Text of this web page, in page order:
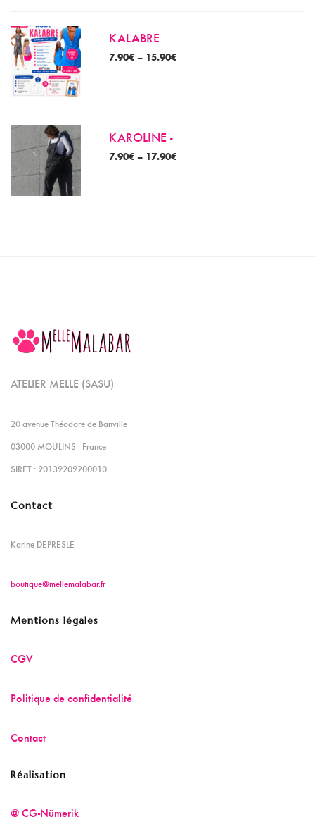
KALABRE
7.90€ – 15.90€
KAROLINE -
7.90€ – 17.90€
ATELIER MELLE (SASU)
20 avenue Théodore de Banville
03000 MOULINS - France
SIRET : 90139209200010
Contact
Karine DEPRESLE
boutique@mellemalabar.fr
Mentions légales
CGV
Politique de confidentialité
Contact
Réalisation
@ CG-Nümerik